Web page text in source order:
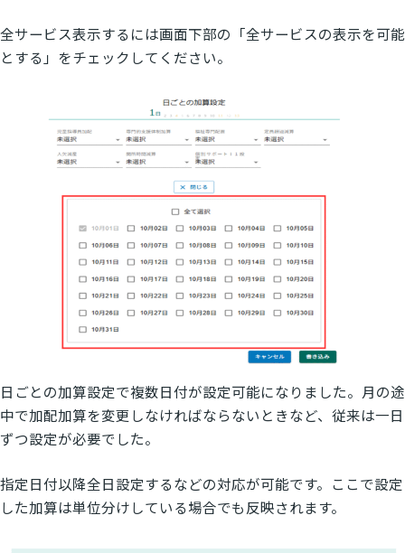
全サービス表示するには画面下部の「全サービスの表示を可能
とする」をチェックしてください。
日ごとの加算設定で複数日付が設定可能になりました。月の途
中で加配加算を変更しなければならないときなど、従来は一日
ずつ設定が必要でした。
指定日付以降全日設定するなどの対応が可能です。ここで設定
した加算は単位分けしている場合でも反映されます。